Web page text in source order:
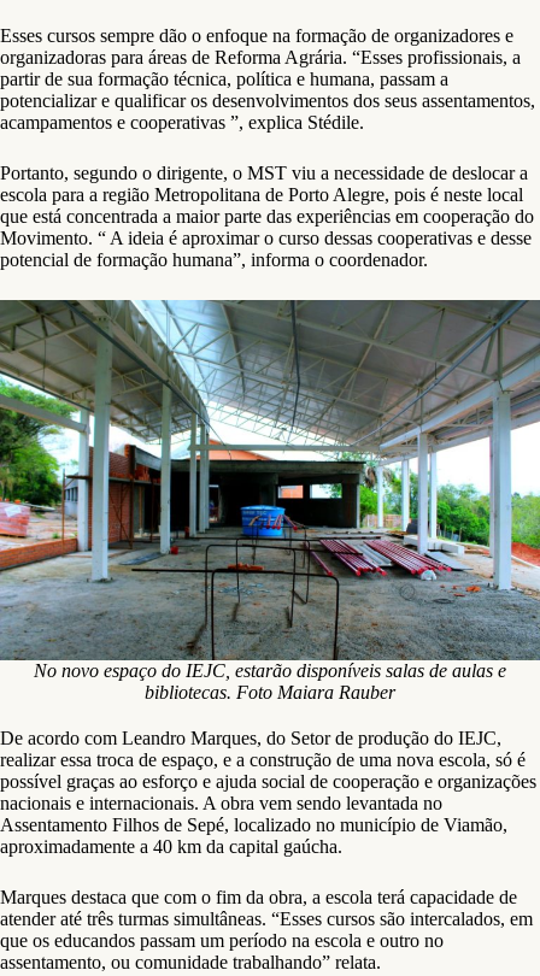
Esses cursos sempre dão o enfoque na formação de organizadores e
organizadoras para áreas de Reforma Agrária. “Esses profissionais, a
partir de sua formação técnica, política e humana, passam a
potencializar e qualificar os desenvolvimentos dos seus assentamentos,
acampamentos e cooperativas ”, explica Stédile.
Portanto, segundo o dirigente, o MST viu a necessidade de deslocar a
escola para a região Metropolitana de Porto Alegre, pois é neste local
que está concentrada a maior parte das experiências em cooperação do
Movimento. “ A ideia é aproximar o curso dessas cooperativas e desse
potencial de formação humana”, informa o coordenador.
No novo espaço do IEJC, estarão disponíveis salas de aulas e
bibliotecas. Foto Maiara Rauber
De acordo com Leandro Marques, do Setor de produção do IEJC,
realizar essa troca de espaço, e a construção de uma nova escola, só é
possível graças ao esforço e ajuda social de cooperação e organizações
nacionais e internacionais. A obra vem sendo levantada no
Assentamento Filhos de Sepé, localizado no município de Viamão,
aproximadamente a 40 km da capital gaúcha.
Marques destaca que com o fim da obra, a escola terá capacidade de
atender até três turmas simultâneas. “Esses cursos são intercalados, em
que os educandos passam um período na escola e outro no
assentamento, ou comunidade trabalhando” relata.